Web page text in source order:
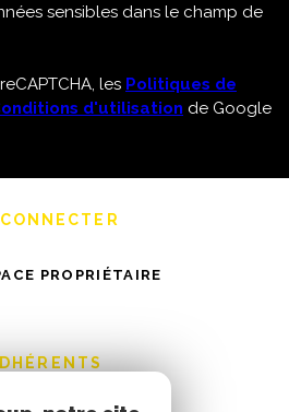
sensibles dans le champ de
les Politiques de
d'utilisation de Google
PROPRIÉTAIRE